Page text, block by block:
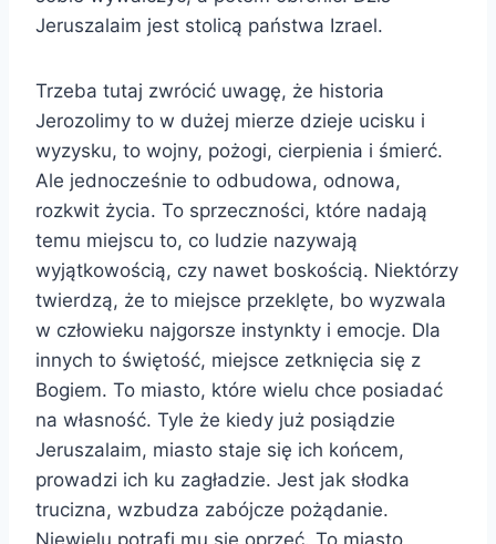
Jeruszalaim jest stolicą państwa Izrael.
Trzeba tutaj zwrócić uwagę, że historia
Jerozolimy to w dużej mierze dzieje ucisku i
wyzysku, to wojny, pożogi, cierpienia i śmierć.
Ale jednocześnie to odbudowa, odnowa,
rozkwit życia. To sprzeczności, które nadają
temu miejscu to, co ludzie nazywają
wyjątkowością, czy nawet boskością. Niektórzy
twierdzą, że to miejsce przeklęte, bo wyzwala
w człowieku najgorsze instynkty i emocje. Dla
innych to świętość, miejsce zetknięcia się z
Bogiem. To miasto, które wielu chce posiadać
na własność. Tyle że kiedy już posiądzie
Jeruszalaim, miasto staje się ich końcem,
prowadzi ich ku zagładzie. Jest jak słodka
trucizna, wzbudza zabójcze pożądanie.
Niewielu potrafi mu się oprzeć. To miasto